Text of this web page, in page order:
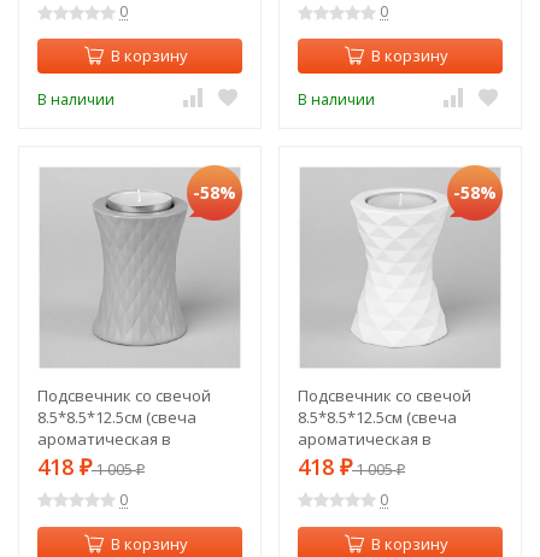
0
В корзину
В наличии
0
В корзину
В наличии
-58%
Подсвечник со свечой
8.5*8.5*12.5см (свеча
ароматическая в
комплекте) Lefard (374-
122)
418 ₽1 005₽
0
В корзину
-58%
Подсвечник со свечой
8.5*8.5*12.5см (свеча
ароматическая в
комплекте) Lefard (374-
121)
418 ₽1 005₽
0
В корзину